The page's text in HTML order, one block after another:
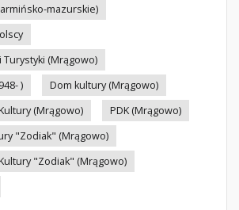
mazurskie)
Turystyki (Mrągowo)
)
Dom kultury (Mrągowo)
(Mrągowo)
PDK (Mrągowo)
"Zodiak" (Mrągowo)
"Zodiak" (Mrągowo)